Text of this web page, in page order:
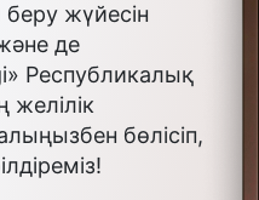
жүйесін
де
Республикалық
бөлісіп,